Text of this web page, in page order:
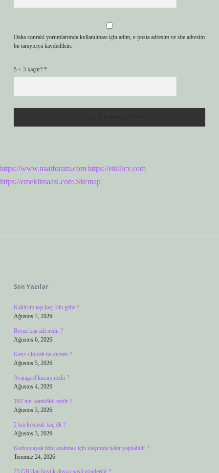
Daha sonraki yorumlarımda kullanılması için adım, e-posta adresim ve site adresim
bu tarayıcıya kaydedilsin.
5 + 3 kaçtır? *
https://www.naatforum.com https://etkilicv.com
https://emeklimaasi.com Sitemap
Son Yazılar
Kaldırım taşı kaç kilo gelir ?
Ağustos 7, 2026
Beyaz kan adı nedir ?
Ağustos 6, 2026
Kavs-ı kuzah ne demek ?
Ağustos 5, 2026
Avangard kuram nedir ?
Ağustos 4, 2026
192’nin karekökü nedir ?
Ağustos 3, 2026
2 km kosmak kaç dk ?
Ağustos 3, 2026
Karbon ayak izini azaltmak için ulaşımda neler yapılabilir ?
Temmuz 24, 2026
25 GB’dan büyük dosya nasıl gönderilir ?